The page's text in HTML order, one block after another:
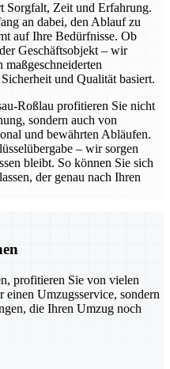
Sorgfalt, Zeit und Erfahrung.
an dabei, den Ablauf zu
auf Ihre Bedürfnisse. Ob
Geschäftsobjekt – wir
maßgeschneiderten
und Qualität basiert.
Roßlau profitieren Sie nicht
sondern auch von
und bewährten Abläufen.
– wir sorgen
bleibt. So können Sie sich
der genau nach Ihren
profitieren Sie von vielen
Umzugsservice, sondern
die Ihren Umzug noch